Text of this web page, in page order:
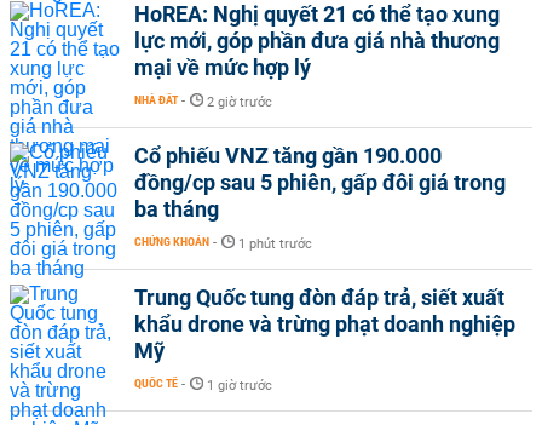
HoREA: Nghị quyết 21 có thể tạo xung
lực mới, góp phần đưa giá nhà thương
mại về mức hợp lý
NHÀ ĐẤT - 2 giờ trước
Cổ phiếu VNZ tăng gần 190.000
đồng/cp sau 5 phiên, gấp đôi giá trong
ba tháng
CHỨNG KHOÁN - 1 phút trước
Trung Quốc tung đòn đáp trả, siết xuất
khẩu drone và trừng phạt doanh nghiệp
Mỹ
QUỐC TẾ - 1 giờ trước